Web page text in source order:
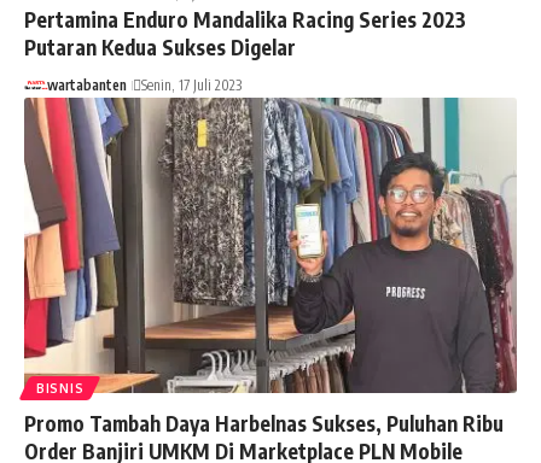
Pertamina Enduro Mandalika Racing Series 2023
Putaran Kedua Sukses Digelar
wartabanten Senin, 17 Juli 2023
BISNIS
Promo Tambah Daya Harbelnas Sukses, Puluhan Ribu
Order Banjiri UMKM Di Marketplace PLN Mobile